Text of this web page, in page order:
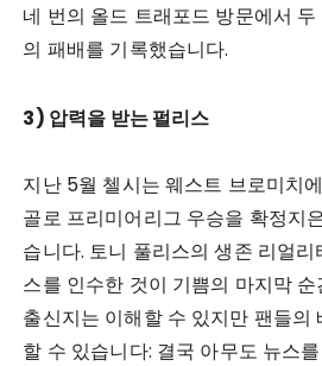
네 번의 올드 트래포드 방문에서
의 패배를 기록했습니다.
3) 압력을 받는 펄리스
지난 5월 첼시는 웨스트 브로미치
골로 프리미어리그 우승을 확정지
습니다. 토니 풀리스의 생존 리얼
스를 인수한 것이 기쁨의 마지막
출신지는 이해할 수 있지만 팬들의
할 수 있습니다: 결국 아무도 뉴스